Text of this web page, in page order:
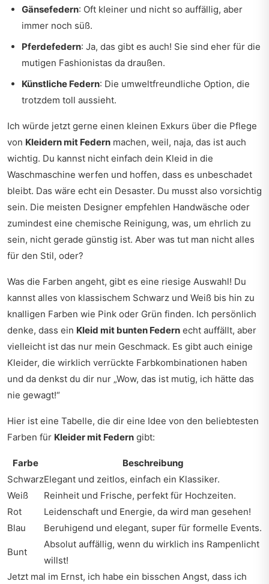
Gänsefedern: Oft kleiner und nicht so auffällig, aber
immer noch süß.
Pferdefedern: Ja, das gibt es auch! Sie sind eher für die
mutigen Fashionistas da draußen.
Künstliche Federn: Die umweltfreundliche Option, die
trotzdem toll aussieht.
Ich würde jetzt gerne einen kleinen Exkurs über die Pflege
von Kleidern mit Federn machen, weil, naja, das ist auch
wichtig. Du kannst nicht einfach dein Kleid in die
Waschmaschine werfen und hoffen, dass es unbeschadet
bleibt. Das wäre echt ein Desaster. Du musst also vorsichtig
sein. Die meisten Designer empfehlen Handwäsche oder
zumindest eine chemische Reinigung, was, um ehrlich zu
sein, nicht gerade günstig ist. Aber was tut man nicht alles
für den Stil, oder?
Was die Farben angeht, gibt es eine riesige Auswahl! Du
kannst alles von klassischem Schwarz und Weiß bis hin zu
knalligen Farben wie Pink oder Grün finden. Ich persönlich
denke, dass ein Kleid mit bunten Federn echt auffällt, aber
vielleicht ist das nur mein Geschmack. Es gibt auch einige
Kleider, die wirklich verrückte Farbkombinationen haben
und da denkst du dir nur „Wow, das ist mutig, ich hätte das
nie gewagt!“
Hier ist eine Tabelle, die dir eine Idee von den beliebtesten
Farben für Kleider mit Federn gibt:
Farbe
Beschreibung
SchwarzElegant und zeitlos, einfach ein Klassiker.
Weiß
Reinheit und Frische, perfekt für Hochzeiten.
Rot
Leidenschaft und Energie, da wird man gesehen!
Blau
Beruhigend und elegant, super für formelle Events.
Bunt
Absolut auffällig, wenn du wirklich ins Rampenlicht
willst!
Jetzt mal im Ernst, ich habe ein bisschen Angst, dass ich